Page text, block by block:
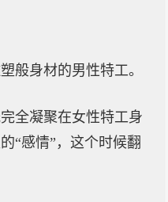
般身材的男性特工。
全凝聚在女性特工身
“感情”，这个时候翻